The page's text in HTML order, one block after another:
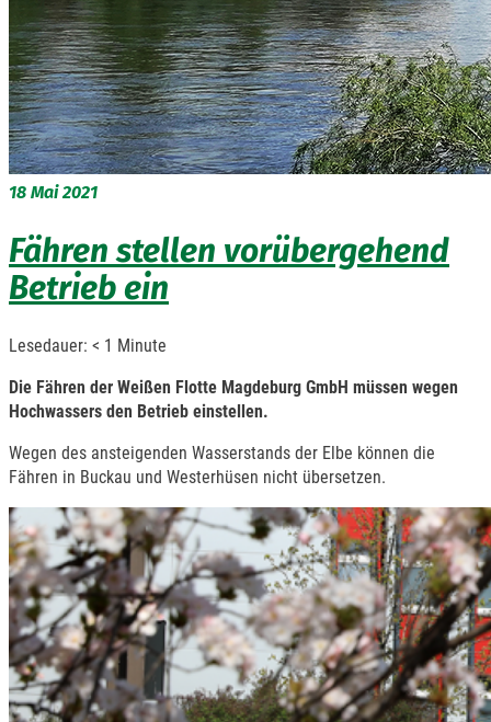
18 Mai 2021
Fähren stellen vorübergehend
Betrieb ein
Lesedauer: < 1 Minute
Die Fähren der Weißen Flotte Magdeburg GmbH müssen wegen
Hochwassers den Betrieb einstellen.
Wegen des ansteigenden Wasserstands der Elbe können die
Fähren in Buckau und Westerhüsen nicht übersetzen.